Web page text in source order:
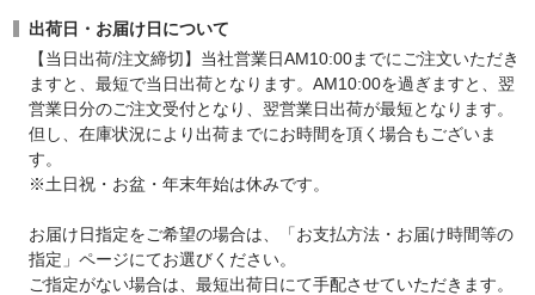
出荷日・お届け日について
【当日出荷/注文締切】当社営業日AM10:00までにご注文いただき
ますと、最短で当日出荷となります。AM10:00を過ぎますと、翌
営業日分のご注文受付となり、翌営業日出荷が最短となります。
但し、在庫状況により出荷までにお時間を頂く場合もございま
す。
※土日祝・お盆・年末年始は休みです。
お届け日指定をご希望の場合は、「お支払方法・お届け時間等の
指定」ページにてお選びください。
ご指定がない場合は、最短出荷日にて手配させていただきます。